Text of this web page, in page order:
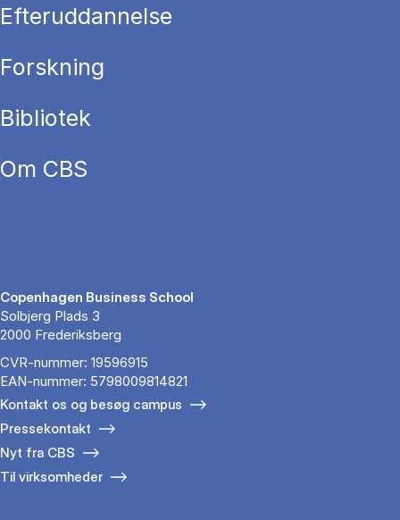
Efteruddannelse
Forskning
Bibliotek
Om CBS
Copenhagen Business School
Solbjerg Plads 3
2000 Frederiksberg
CVR-nummer: 19596915
EAN-nummer: 5798009814821
Kontakt os og besøg campus
Pressekontakt
Nyt fra CBS
Til virksomheder